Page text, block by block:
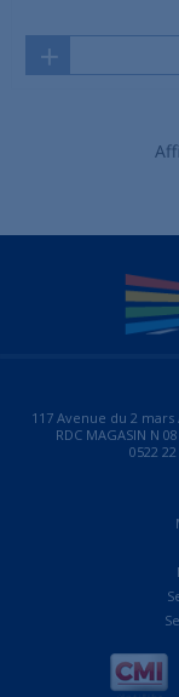
117 Avenue du 2 mars
RDC MAGASIN N
0522